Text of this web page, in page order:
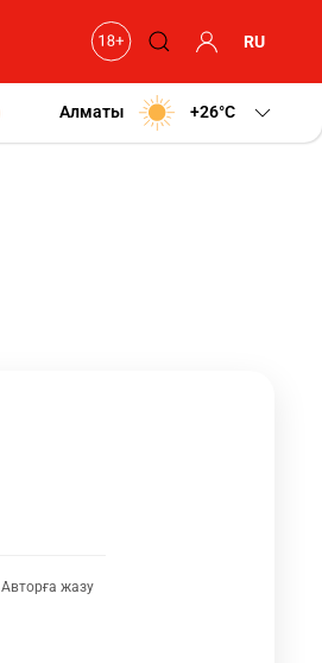
RU
Алматы +26 C
Авторға жазу